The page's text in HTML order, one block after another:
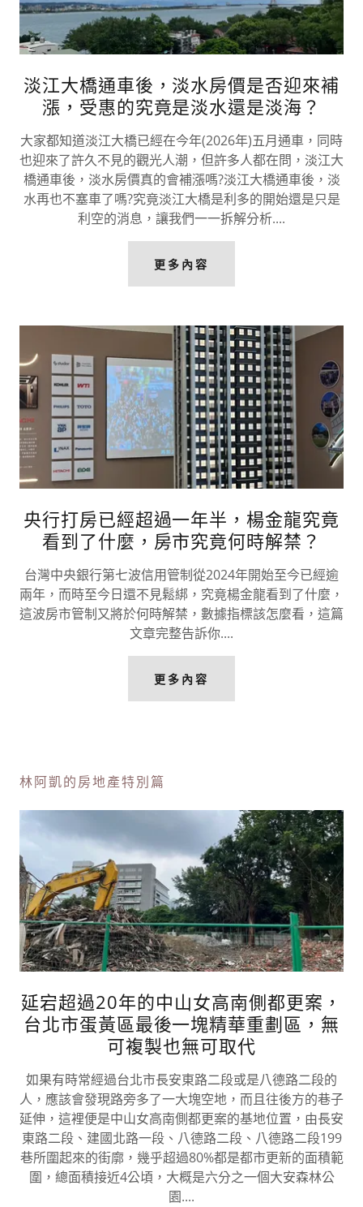
淡江大橋通車後，淡水房價是否迎來補
漲，受惠的究竟是淡水還是淡海？
大家都知道淡江大橋已經在今年(2026年)五月通車，同時
也迎來了許久不見的觀光人潮，但許多人都在問，淡江大
橋通車後，淡水房價真的會補漲嗎?淡江大橋通車後，淡
水再也不塞車了嗎?究竟淡江大橋是利多的開始還是只是
利空的消息，讓我們一一拆解分析....
更多內容
央行打房已經超過一年半，楊金龍究竟
看到了什麼，房市究竟何時解禁？
台灣中央銀行第七波信用管制從2024年開始至今已經逾
兩年，而時至今日還不見鬆綁，究竟楊金龍看到了什麼，
這波房市管制又將於何時解禁，數據指標該怎麼看，這篇
文章完整告訴你....
更多內容
林阿凱的房地產特別篇
延宕超過20年的中山女高南側都更案，
台北市蛋黃區最後一塊精華重劃區，無
可複製也無可取代
如果有時常經過台北市長安東路二段或是八德路二段的
人，應該會發現路旁多了一大塊空地，而且往後方的巷子
延伸，這裡便是中山女高南側都更案的基地位置，由長安
東路二段、建國北路一段、八德路二段、八德路二段199
巷所圍起來的街廓，幾乎超過80%都是都市更新的面積範
圍，總面積接近4公頃，大概是六分之一個大安森林公
園....